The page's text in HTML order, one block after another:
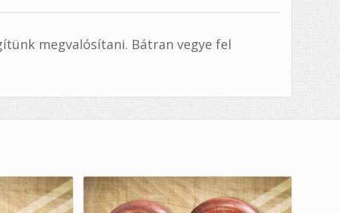
megvalósítani. Bátran vegye fel